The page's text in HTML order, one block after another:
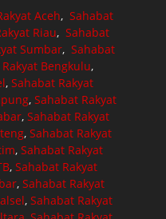
Aceh, Sahabat
Riau, Sahabat
Sumbar,Sahabat
Bengkulu,
, Sahabat Rakyat
,Sahabat Rakyat
,Sahabat Rakyat
, Sahabat Rakyat
, Sahabat Rakyat
,Sahabat Rakyat
,Sahabat Rakyat
,Sahabat Rakyat